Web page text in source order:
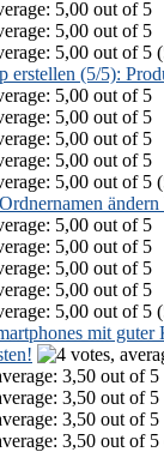
erstellen (5/5):
mit guter